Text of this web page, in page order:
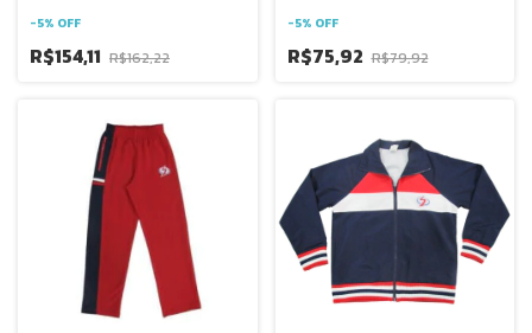
-5% OFF
R$154,11 R$162,22
-5% OFF
R$75,92 R$79,92